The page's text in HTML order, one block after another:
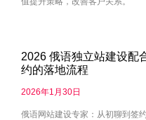
2026 俄语独立站建设配
约的落地流程
2026年1月30日
俄语网站建设专家：从初聊到签